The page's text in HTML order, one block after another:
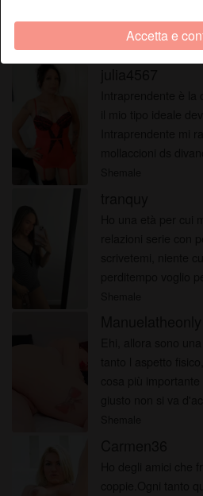
Accetta e
senza secondi
il viso,puoi fare
puoi scoparmi.
Shemale